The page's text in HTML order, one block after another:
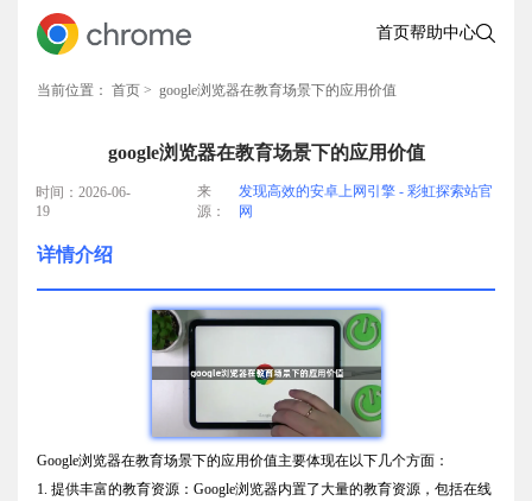
首页帮助中心
当前位置： 首页 > google浏览器在教育场景下的应用价值
google浏览器在教育场景下的应用价值
时间：2026-06-
19
来
源：
发现高效的安卓上网引擎 - 彩虹探索站官
网
详情介绍
Google浏览器在教育场景下的应用价值主要体现在以下几个方面：
1. 提供丰富的教育资源：Google浏览器内置了大量的教育资源，包括在线